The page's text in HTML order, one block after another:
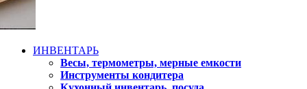
ИНВЕНТАРЬ
Весы, термометры, мерные емкости
Инструменты кондитера